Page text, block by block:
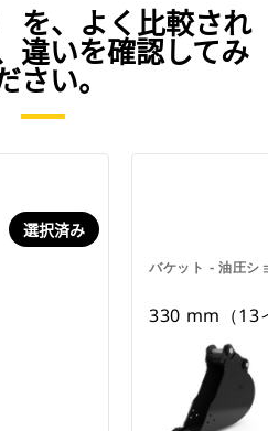
を、よく比較され
違いを確認してみ
さい。
選択済み
バケット - 油圧シ
330 mm（13